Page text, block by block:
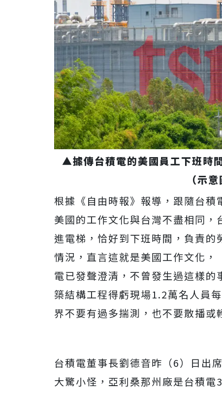
▲據傳台積電的美國員工下班時
（示
根據《自由時報》報導，跟隨台積
美國的工作文化與台灣不盡相同
進電梯，恰好到下班時間，負責
情況，直言這就是美國工作文化
電已發聲澄清，不曾發生過這樣
築結構工程得虧現場1.2萬名人員
界不要有過多揣測，也不要散播或
台積電董事長劉德音昨（6）日出
大驚小怪，亞利桑那州廠是台積